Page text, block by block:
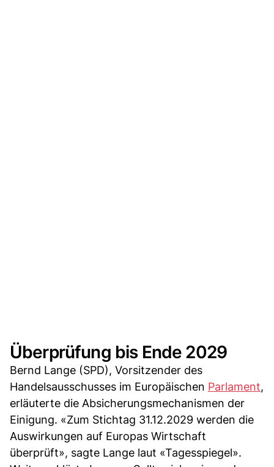
Überprüfung bis Ende 2029
Bernd Lange (SPD), Vorsitzender des
Handelsausschusses im Europäischen Parlament,
erläuterte die Absicherungsmechanismen der
Einigung. «Zum Stichtag 31.12.2029 werden die
Auswirkungen auf Europas Wirtschaft
überprüft», sagte Lange laut «Tagesspiegel».